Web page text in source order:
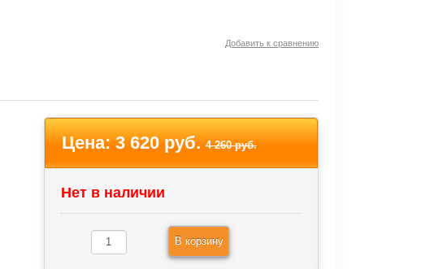
Добавить к сравнению
Цена:3 620 руб. 4 260 руб.
Нет в наличии
В корзину